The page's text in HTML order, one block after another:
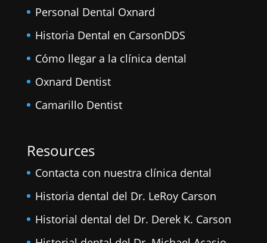
Personal Dental Oxnard
Historia Dental en CarsonDDS
Cómo llegar a la clínica dental
Oxnard Dentist
Camarillo Dentist
Resources
Contacta con nuestra clínica dental
Historia dental del Dr. LeRoy Carson
Historial dental del Dr. Derek K. Carson